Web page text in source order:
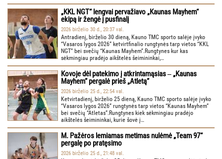
„KKL NGT“ lengvai pervažiavo „Kaunas Mayhem“
ekipą ir žengė į pusfinalį
2026 birželio 30 d., 20:37 val.
Antradienį, birželio 30 dieną, Kauno TMC sporto salėje įvyko
“Vasaros lygos 2026” ketvirtfinalio rungtynės tarp vietos “KKL
NGT” bei svečių “Kaunas Mayhem”.Rungtynes kur kas
sėkmingiau pradėjo aikštelės šeimininkai,…
Kovoje dėl patekimo į atkrintamąsias ‒ „Kaunas
Mayhem“ pergalė prieš „Atletą“
2026 birželio 25 d., 22:54 val.
Ketvirtadienį, birželio 25 dieną, Kauno TMC sporto salėje įvyko
“Vasaros lygos 2026” rungtynės tarp vietos “Kaunas Mayhem”
bei svečių “Atletas”.Rungtynes kiek sėkmingiau pradėjo
aikštelės šeimininkai, kurie šovė į…
M. Pažėros lemiamas metimas nulėmė „Team 97“
pergalę po pratęsimo
2026 birželio 25 d., 21:48 val.